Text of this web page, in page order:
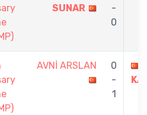
SUNAR
-
0
AVNİ ARSLAN
0
-
1